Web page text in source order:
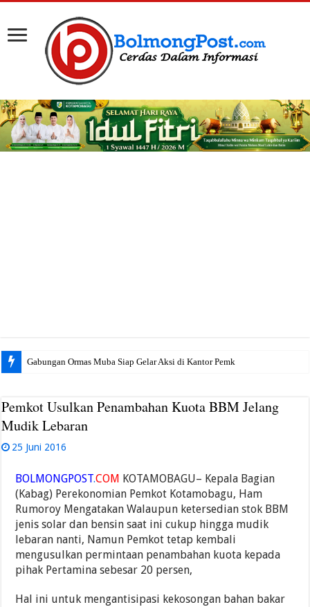
Gabungan Ormas Muba Siap Gelar Aksi di Kantor Pemkab, Soroti
Pemkot Usulkan Penambahan Kuota BBM Jelang
Mudik Lebaran
25 Juni 2016
BOLMONGPOST.COM KOTAMOBAGU– Kepala Bagian
(Kabag) Perekonomian Pemkot Kotamobagu, Ham
Rumoroy Mengatakan Walaupun ketersedian stok BBM
jenis solar dan bensin saat ini cukup hingga mudik
lebaran nanti, Namun Pemkot tetap kembali
mengusulkan permintaan penambahan kuota kepada
pihak Pertamina sebesar 20 persen,
Hal ini untuk mengantisipasi kekosongan bahan bakar